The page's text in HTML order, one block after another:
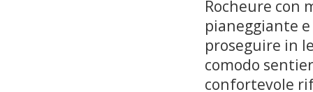
Rocheure con
pianeggiante
proseguire in
comodo
confortevole